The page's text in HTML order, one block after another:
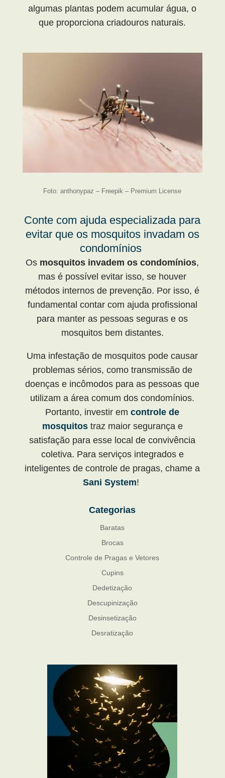
algumas plantas podem acumular água, o
que proporciona criadouros naturais.
Foto: anthonypaz – Freepik – Premium License
Conte com ajuda especializada para
evitar que os mosquitos invadam os
condomínios
Os mosquitos invadem os condomínios,
mas é possível evitar isso, se houver
métodos internos de prevenção. Por isso, é
fundamental contar com ajuda profissional
para manter as pessoas seguras e os
mosquitos bem distantes.
Uma infestação de mosquitos pode causar
problemas sérios, como transmissão de
doenças e incômodos para as pessoas que
utilizam a área comum dos condomínios.
Portanto, investir emcontrole de
mosquitostraz maior segurança e
satisfação para esse local de convivência
coletiva. Para serviços integrados e
inteligentes de controle de pragas, chame a
Sani System!
Categorias
Baratas
Brocas
Controle de Pragas e Vetores
Cupins
Dedetização
Descupinização
Desinsetização
Desratização
Mosquito Mist
Mosquitos
Percevejo de Cama
Pulgas e Carrapatos
Ratos
Sanitização
Traças